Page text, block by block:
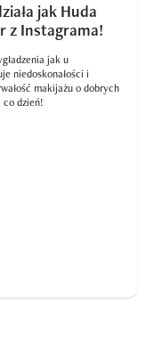
jak Huda
z Instagrama!
jak u
niedoskonałości i
makijażu o dobrych
co dzień!